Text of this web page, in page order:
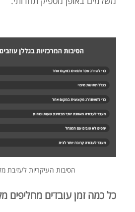
הסיבות העיקריות לעזיבת
כל כמה זמן עובדים מחליפים